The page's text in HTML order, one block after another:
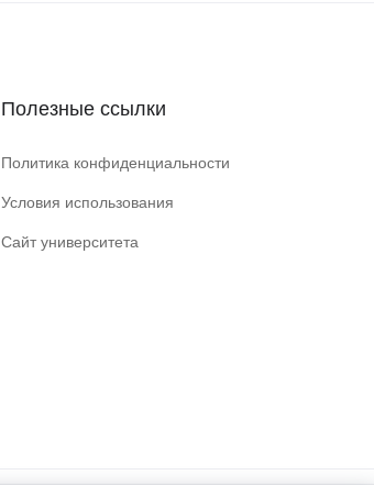
Полезные ссылки
Политика конфиденциальности
Условия использования
Сайт университета